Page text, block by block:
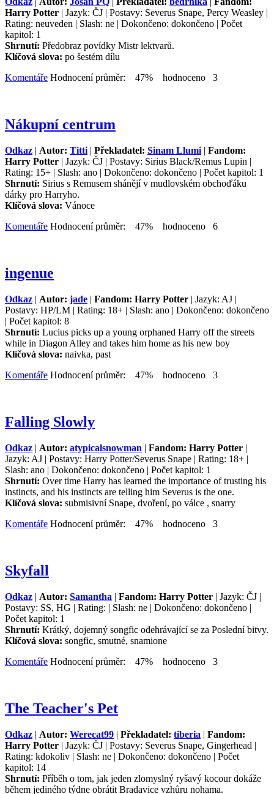
Harry Potter | Jazyk: ČJ | Postavy: Severus Snape, Percy Weasley |
Rating: neuveden | Slash: ne | Dokončeno: dokončeno | Počet
kapitol: 1
Shrnutí: Předobraz povídky Mistr lektvarů.
Klíčová slova: po šestém dílu
Komentáře Hodnocení průměr: 47% hodnoceno 3
Nákupní centrum
Odkaz | Autor: Titti | Překladatel: Sinam Llumi | Fandom:
Harry Potter | Jazyk: ČJ | Postavy: Sirius Black/Remus Lupin |
Rating: 15+ | Slash: ano | Dokončeno: dokončeno | Počet kapitol: 1
Shrnutí: Sirius s Remusem shánějí v mudlovském obchoďáku
dárky pro Harryho.
Klíčová slova: Vánoce
Komentáře Hodnocení průměr: 47% hodnoceno 6
ingenue
Odkaz | Autor: jade | Fandom: Harry Potter | Jazyk: AJ |
Postavy: HP/LM | Rating: 18+ | Slash: ano | Dokončeno: dokončeno
| Počet kapitol: 8
Shrnutí: Lucius picks up a young orphaned Harry off the streets
while in Diagon Alley and takes him home as his new boy
Klíčová slova: naivka, past
Komentáře Hodnocení průměr: 47% hodnoceno 3
Falling Slowly
Odkaz | Autor: atypicalsnowman | Fandom: Harry Potter |
Jazyk: AJ | Postavy: Harry Potter/Severus Snape | Rating: 18+ |
Slash: ano | Dokončeno: dokončeno | Počet kapitol: 1
Shrnutí: Over time Harry has learned the importance of trusting his
instincts, and his instincts are telling him Severus is the one.
Klíčová slova: submisivní Snape, dvoření, po válce , snarry
Komentáře Hodnocení průměr: 47% hodnoceno 3
Skyfall
Odkaz | Autor: Samantha | Fandom: Harry Potter | Jazyk: ČJ |
Postavy: SS, HG | Rating: | Slash: ne | Dokončeno: dokončeno |
Počet kapitol: 1
Shrnutí: Krátký, dojemný songfic odehrávající se za Poslední bitvy.
Klíčová slova: songfic, smutné, snamione
Komentáře Hodnocení průměr: 47% hodnoceno 3
The Teacher's Pet
Odkaz | Autor: Werecat99 | Překladatel: tiberia | Fandom:
Harry Potter | Jazyk: ČJ | Postavy: Severus Snape, Gingerhead |
Rating: kdokoliv | Slash: ne | Dokončeno: dokončeno | Počet
kapitol: 14
Shrnutí: Příběh o tom, jak jeden zlomyslný ryšavý kocour dokáže
během jediného týdne obrátit Bradavice vzhůru nohama.